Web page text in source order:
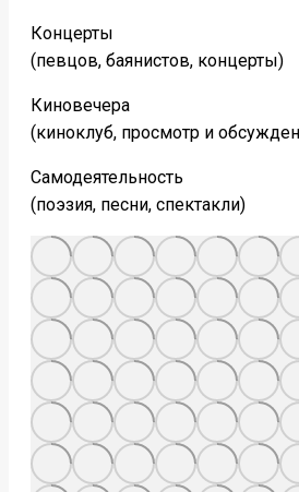
Концерты
(певцов, баянистов, концерты)
Киновечера
(киноклуб, просмотр и
Самодеятельность
(поэзия, песни, спектакли)